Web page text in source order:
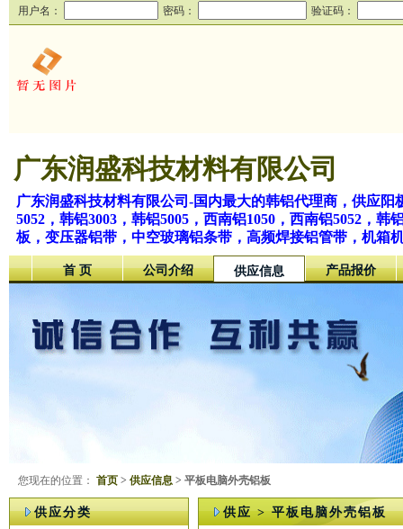
用户名： 密码： 验证码：
广东润盛科技材料有限公司
广东润盛科技材料有限公司-国内最大的韩铝代理商，供应
5052，韩铝3003，韩铝5005，西南铝1050，西南铝5052，
板，变压器铝带，中空玻璃铝条带，高频焊接铝管带，机箱
首 页 公司介绍 供应信息 产品报价
您现在的位置： 首页 > 供应信息 > 平板电脑外壳铝板
供应分类 供应 > 平板电脑外壳铝板